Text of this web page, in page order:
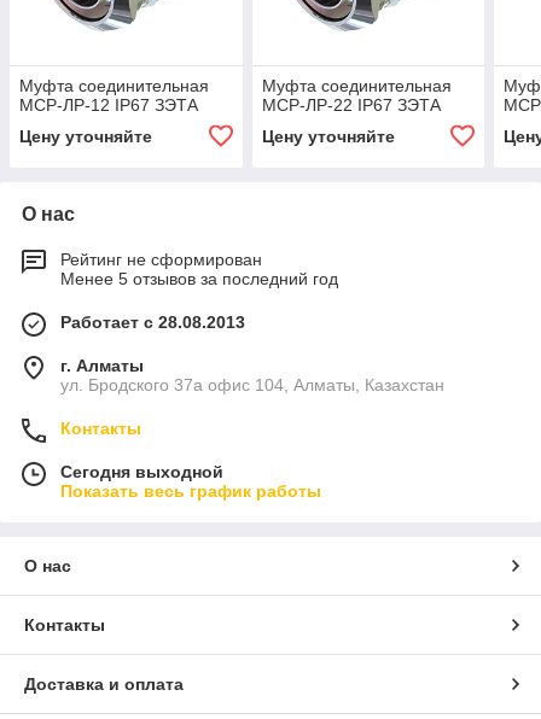
Муфта соединительная
МСР-ЛР-12 IP67 ЗЭТА
Цену уточняйте
Муфта соединительная
МСР-ЛР-22 IP67 ЗЭТА
Цену уточняйте
О нас
Рейтинг не сформирован
Менее 5 отзывов за последний год
Работает с 28.08.2013
г. Алматы
ул. Бродского 37а офис 104, Алматы, Казахстан
Контакты
Сегодня выходной
Показать весь график работы
О нас
Контакты
Доставка и оплата